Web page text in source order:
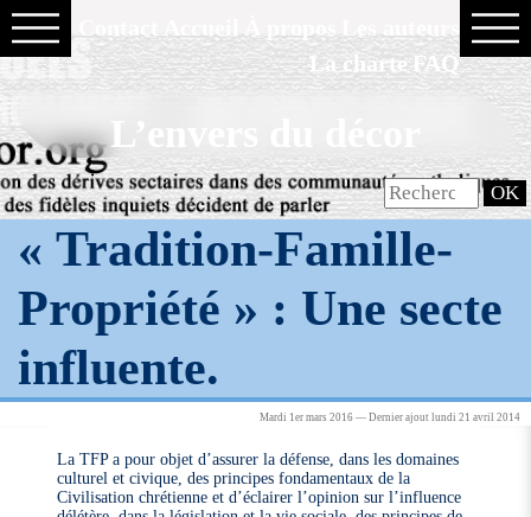
La charte FAQ
L’envers du décor
« Tradition-Famille-
Propriété » : Une secte
influente.
Mardi 1er mars 2016 — Dernier ajout lundi 21 avril 2014
La TFP a pour objet d’assurer la défense, dans les domaines
culturel et civique, des principes fondamentaux de la
Civilisation chrétienne et d’éclairer l’opinion sur l’influence